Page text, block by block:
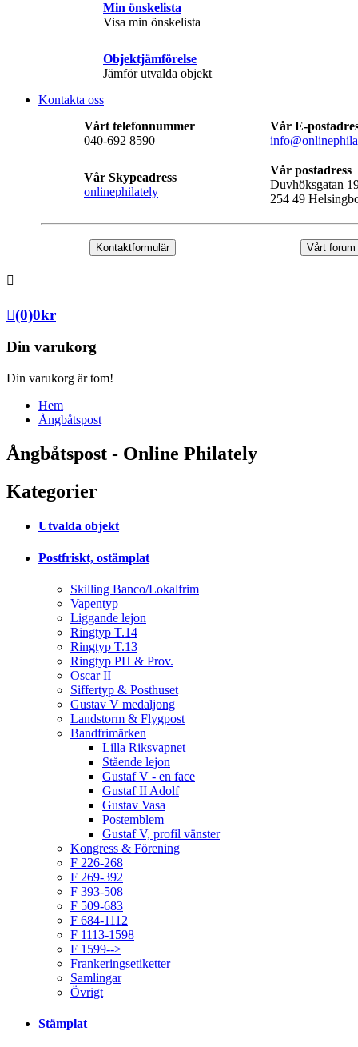
Min önskelista
Visa min önskelista
Objektjämförelse
Jämför utvalda objekt
Kontakta oss
Vårt telefonnummer
040-692 8590
Vår E-
Vår Skypeadress
onlinephilately
Vår postadress
Duvhöksgatan
254 49
Kontaktformulär Vårt forum
(0)0kr
Din varukorg
Din varukorg är tom!
Hem
Ångbåtspost
Ångbåtspost - Online Philately
Kategorier
Utvalda objekt
Postfriskt, ostämplat
Skilling Banco/Lokalfrim
Vapentyp
Liggande lejon
Ringtyp T.14
Ringtyp T.13
Ringtyp PH & Prov.
Oscar II
Siffertyp & Posthuset
Gustav V medaljong
Landstorm & Flygpost
Bandfrimärken
Lilla Riksvapnet
Stående lejon
Gustaf V - en face
Gustaf II Adolf
Gustav Vasa
Postemblem
Gustaf V, profil vänster
Kongress & Förening
F 226-268
F 269-392
F 393-508
F 509-683
F 684-1112
F 1113-1598
F 1599-->
Frankeringsetiketter
Samlingar
Övrigt
Stämplat